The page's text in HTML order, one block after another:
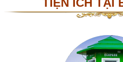
TIỆN ÍCH TẠI